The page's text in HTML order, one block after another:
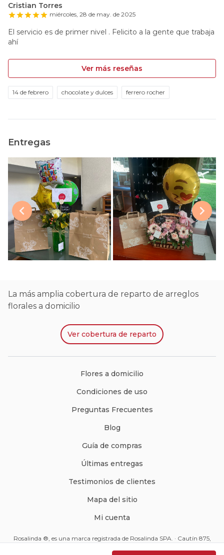
Cristian Torres
miércoles, 28 de may. de 2025
El servicio es de primer nivel . Felicito a la gente que trabaja
ahí
Ver más reseñas
14 de febrero chocolate y dulces ferrero rocher
Entregas
La más amplia cobertura de reparto de arreglos
florales a domicilio
Ver cobertura de reparto
Flores a domicilio
Condiciones de uso
Preguntas Frecuentes
Blog
Guía de compras
Últimas entregas
Testimonios de clientes
Mapa del sitio
Mi cuenta
Rosalinda ®, es una marca registrada de Rosalinda SPA. · Cautín 875,